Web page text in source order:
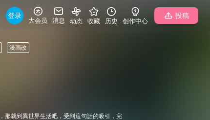
登录
大会员 消息 动态 收藏 历史 创作中心
投稿
漫画改
那就到異世界生活吧，受到這句話的吸引，完